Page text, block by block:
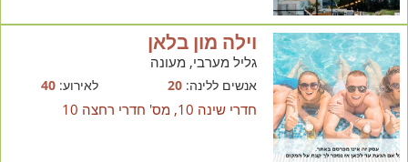
וילה מון בלאן
גליל מערבי, מעונה
אנשים ללינה:20 לאירוע:40
חדרי שינה 10, מס' חדרי רחצה 10